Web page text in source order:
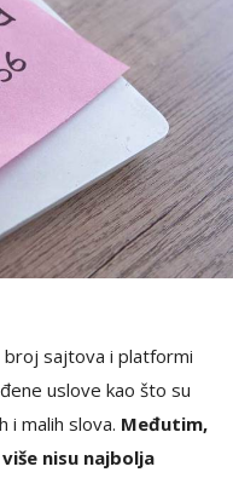
broj sajtova i platformi
uslove kao što su
i malih slova. Međutim,
nisu najbolja